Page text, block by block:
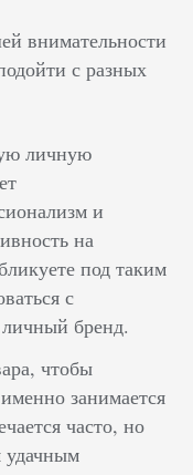
внимательности
с разных
личную
и
на
под таким
с
бренд.
чтобы
занимается
часто, но
удачным